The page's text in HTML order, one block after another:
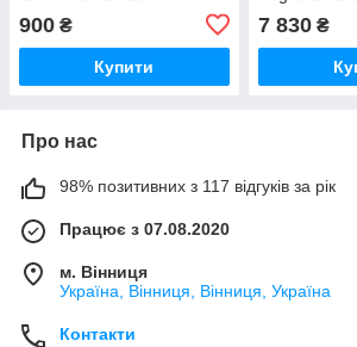
900 ₴
Купити
7 830₴
Про нас
98% позитивних з 117 відгуків за рік
Працює з 07.08.2020
м. Вінниця
Україна, Вінниця, Вінниця, Україна
Контакти